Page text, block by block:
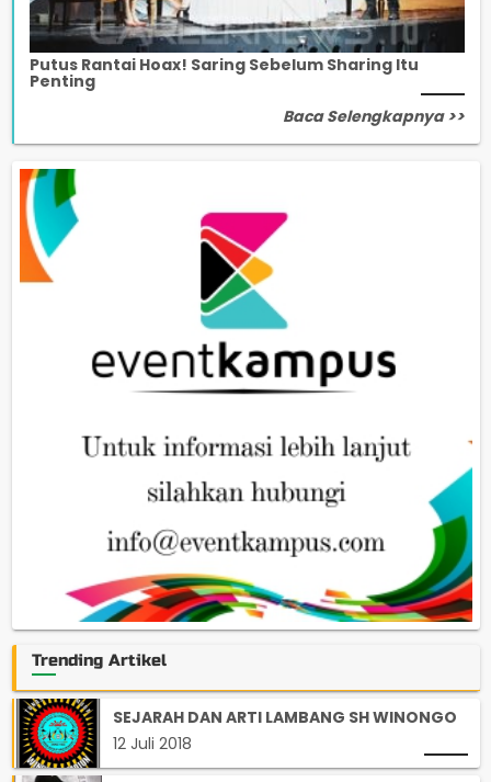
Putus Rantai Hoax! Saring Sebelum Sharing Itu
Penting
Baca Selengkapnya >>
Trending Artikel
SEJARAH DAN ARTI LAMBANG SH WINONGO
12 Juli 2018